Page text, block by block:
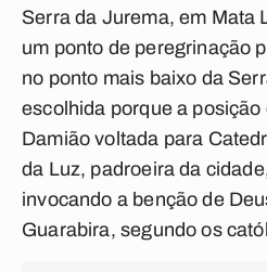
Serra da Jurema, em Mata
um ponto de peregrinação
no ponto mais baixo da
escolhida porque a posição
Damião voltada para
da Luz, padroeira da
invocando a benção de
Guarabira, segundo os